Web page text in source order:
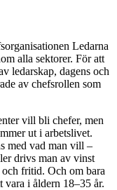
Ledarna
alla sektorer. För att
ledarskap, dagens och
av chefsrollen som
vill bli chefer, men
ut i arbetslivet.
med vad man vill –
drivs man av vinst
fritid. Och om bara
vara i åldern 18–35 år.